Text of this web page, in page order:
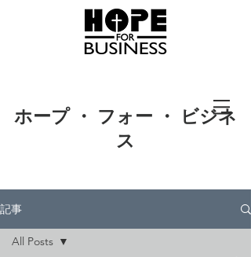
ホープ ・ フォー ・ ビジネ
ス
記事
All Posts